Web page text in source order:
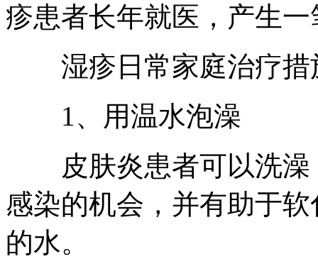
疹患者长年就医，产生
湿疹日常家庭治疗措
1、用温水泡澡
皮肤炎患者可以洗澡
感染的机会，并有助于
的水。